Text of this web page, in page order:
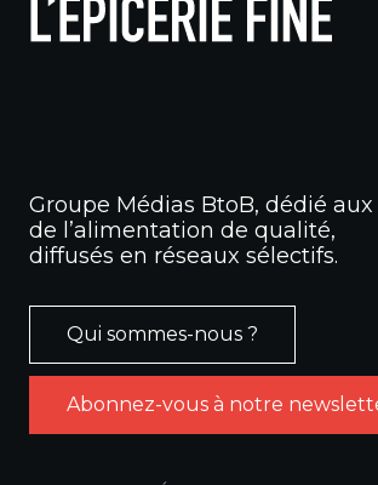
Groupe Médias BtoB, dédié
de l’alimentation de qualité,
diffusés en réseaux sélectifs.
Qui sommes-nous ?
Abonnez-vous à notre